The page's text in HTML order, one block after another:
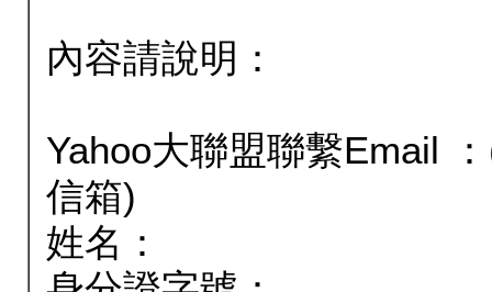
內容請說明：
Yahoo大聯盟聯繫Email
信箱)
姓名：